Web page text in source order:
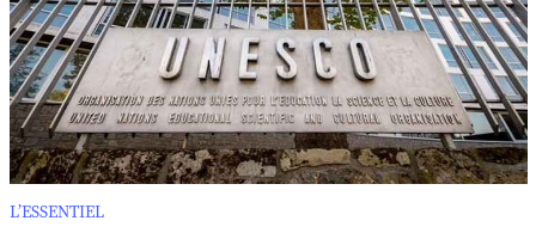
L’ESSENTIEL